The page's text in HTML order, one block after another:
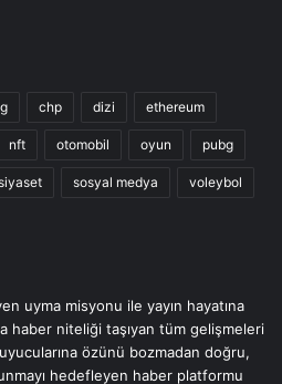
chp dizi ethereum
nft otomobil oyun pubg
sosyal medya voleybol
uyma misyonu ile yayın hayatına
haber niteliği taşıyan tüm gelişmeleri
özünü bozmadan doğru,
hedefleyen haber platformu